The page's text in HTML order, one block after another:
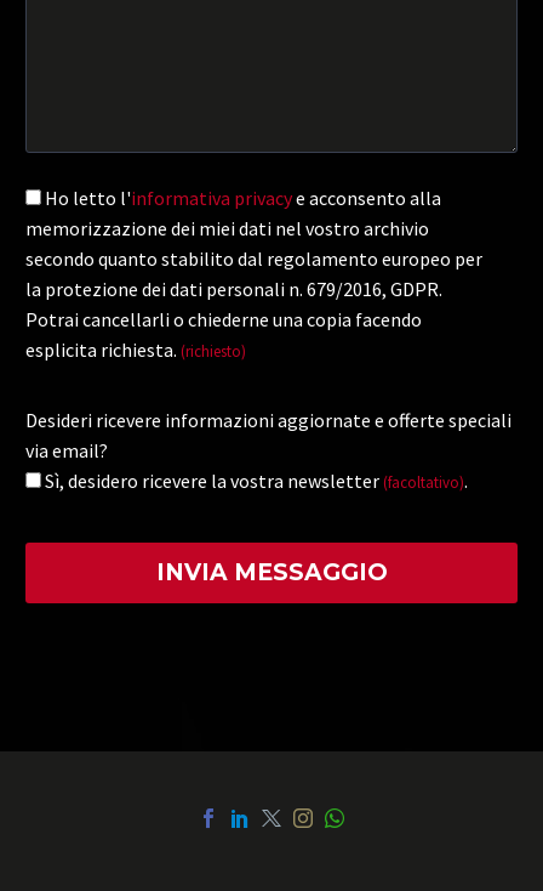
Ho letto l'informativa privacye acconsento alla
memorizzazione dei miei dati nel vostro archivio
secondo quanto stabilito dal regolamento europeo per
la protezione dei dati personali n. 679/2016, GDPR.
Potrai cancellarli o chiederne una copia facendo
esplicita richiesta. (richiesto)
Desideri ricevere informazioni aggiornate e offerte speciali
via email?
Sì, desidero ricevere la vostra newsletter (facoltativo).